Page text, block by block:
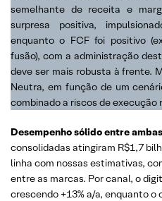
semelhante de receita e
surpresa positiva,
enquanto o FCF foi positivo
fusão), com a administração
deve ser mais robusta à frente.
Neutra, em função de um
combinado a riscos de execução
Desempenho sólido entre
consolidadas atingiram R$1,7
linha com nossas estimativas,
entre as marcas. Por canal, o
crescendo +13% a/a, enquanto